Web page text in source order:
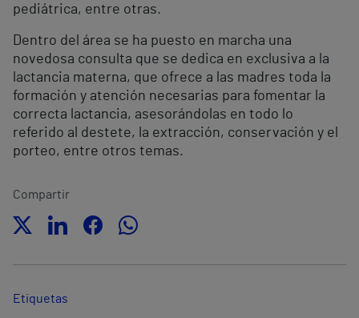
pediátrica, entre otras.
Dentro del área se ha puesto en marcha una
novedosa consulta que se dedica en exclusiva a la
lactancia materna, que ofrece a las madres toda la
formación y atención necesarias para fomentar la
correcta lactancia, asesorándolas en todo lo
referido al destete, la extracción, conservación y el
porteo, entre otros temas.
Compartir
Etiquetas